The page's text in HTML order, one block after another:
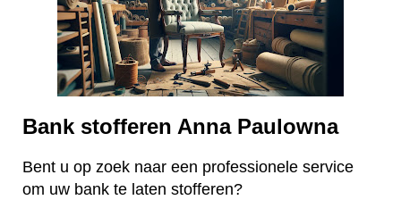
Bank stofferen Anna Paulowna
Bent u op zoek naar een professionele service
om uw bank te laten stofferen?